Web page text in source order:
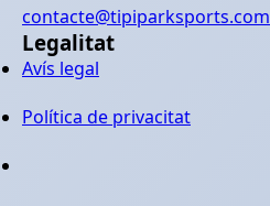
contacte@tipiparksports.com
Legalitat
Avís legal
Política de privacitat